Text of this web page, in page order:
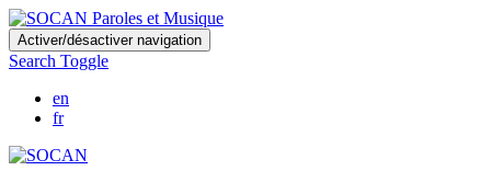
Skip
to
main
content
Activer/désactiver navigation
Search Toggle
en
fr